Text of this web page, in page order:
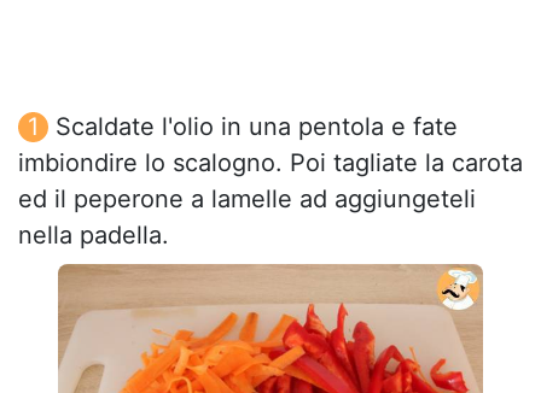
Scaldate l'olio in una pentola e fate
imbiondire lo scalogno. Poi tagliate la carota
ed il peperone a lamelle ad aggiungeteli
nella padella.